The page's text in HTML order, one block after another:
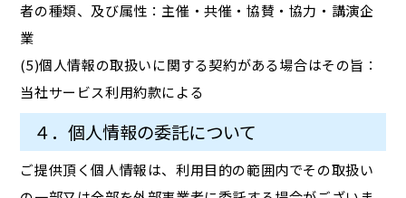
者の種類、及び属性：主催・共催・協賛・協力・講演企
業
(5)個人情報の取扱いに関する契約がある場合はその旨：
当社サービス利用約款による
４．個人情報の委託について
ご提供頂く個人情報は、利用目的の範囲内でその取扱い